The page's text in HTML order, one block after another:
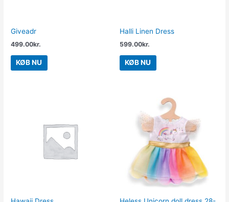
Giveadr
499.00kr.
KØB NU
Halli Linen Dress
599.00kr.
KØB NU